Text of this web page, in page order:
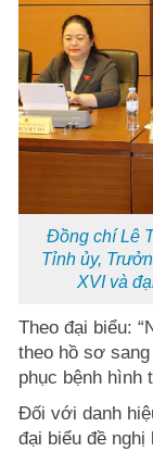
Đồng chí Lê
Tỉnh ủy,
XVI và
Theo đại biểu:
theo hồ sơ
phục bệnh hình
Đối với danh
đại biểu đề nghị